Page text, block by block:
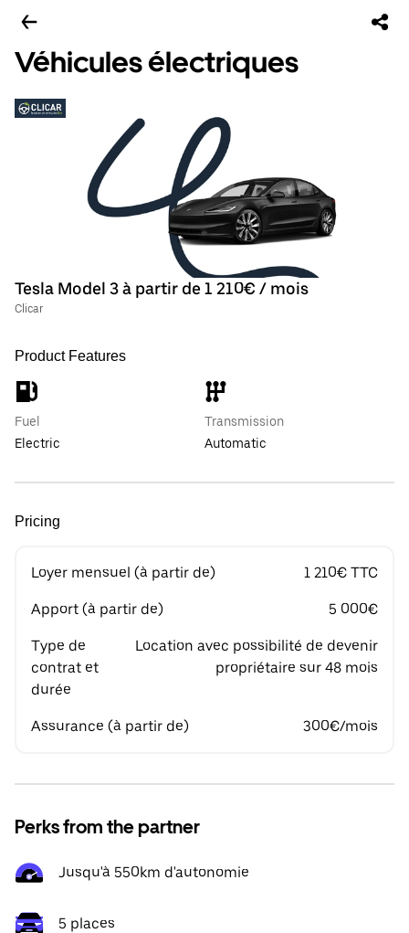
Véhicules électriques
Tesla Model 3 à partir de 1 210€ / mois
Clicar
Product Features
Fuel
Electric
Transmission
Automatic
Pricing
Loyer mensuel (à partir de) 1 210€ TTC
Apport (à partir de) 5 000€
Type de
contrat et
durée
Location avec possibilité de devenir
propriétaire sur 48 mois
Assurance (à partir de) 300€/mois
Perks from the partner
Jusqu'à 550km d'autonomie
5 places